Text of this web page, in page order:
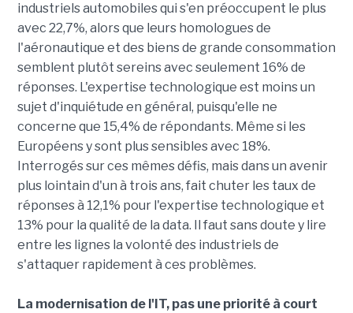
industriels automobiles qui s'en préoccupent le plus
avec 22,7%, alors que leurs homologues de
l'aéronautique et des biens de grande consommation
semblent plutôt sereins avec seulement 16% de
réponses. L'expertise technologique est moins un
sujet d'inquiétude en général, puisqu'elle ne
concerne que 15,4% de répondants. Même si les
Européens y sont plus sensibles avec 18%.
Interrogés sur ces mêmes défis, mais dans un avenir
plus lointain d'un à trois ans, fait chuter les taux de
réponses à 12,1% pour l'expertise technologique et
13% pour la qualité de la data. Il faut sans doute y lire
entre les lignes la volonté des industriels de
s'attaquer rapidement à ces problèmes.
La modernisation de l'IT, pas une priorité à court